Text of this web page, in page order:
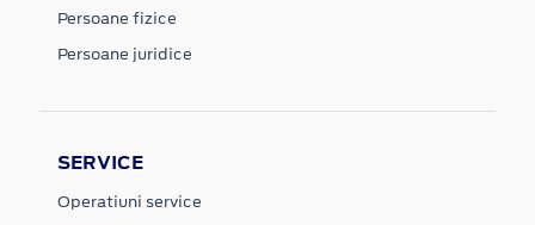
Persoane fizice
Persoane juridice
SERVICE
Operatiuni service